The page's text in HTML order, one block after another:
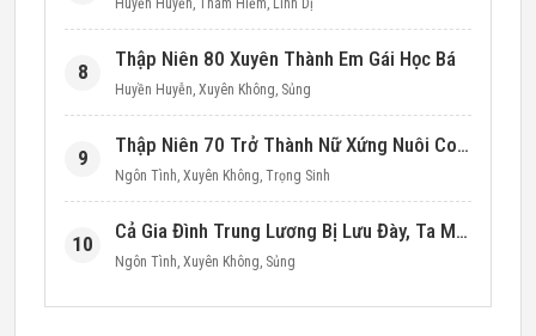
Huyền Huyễn, Thám Hiểm, Linh Dị
8
Thập Niên 80 Xuyên Thành Em Gái Học Bá
Huyền Huyễn, Xuyên Không, Sủng
9
Thập Niên 70 Trở Thành Nữ Xứng Nuôi Con Làm Giàu
Ngôn Tình, Xuyên Không, Trọng Sinh
10
Cả Gia Đình Trung Lương Bị Lưu Đày, Ta Mang Không Gian Cứu Cả Nhà
Ngôn Tình, Xuyên Không, Sủng